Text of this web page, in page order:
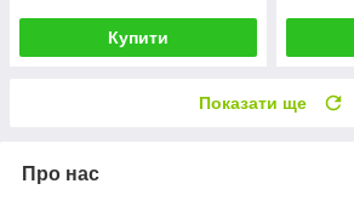
Купити
Показати ще
Про нас